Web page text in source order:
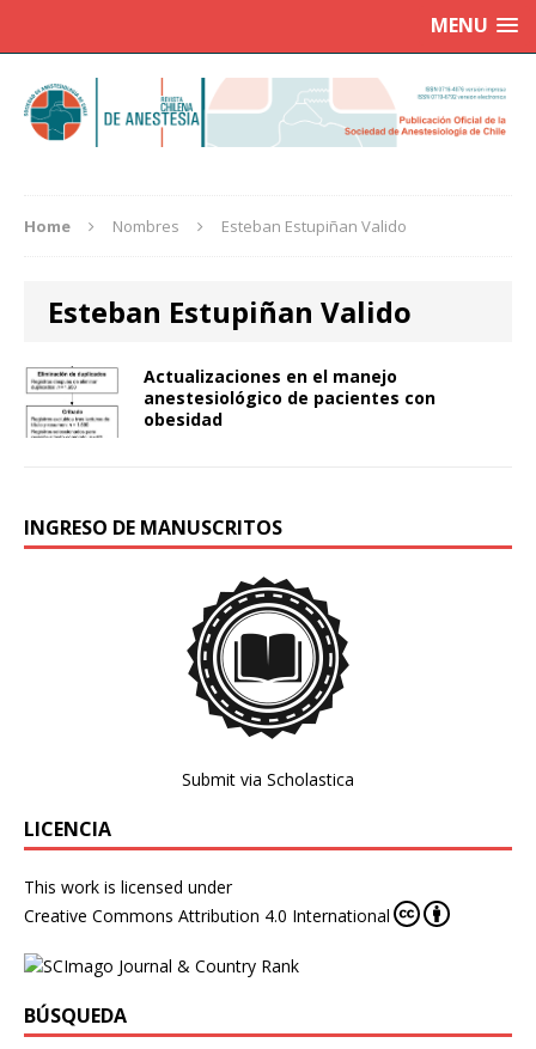
MENU
Home Nombres Esteban Estupiñan Valido
Esteban Estupiñan Valido
Actualizaciones en el manejo
anestesiológico de pacientes con
obesidad
INGRESO DE MANUSCRITOS
Submit via Scholastica
LICENCIA
This work is licensed under
Creative Commons Attribution 4.0 International
BÚSQUEDA